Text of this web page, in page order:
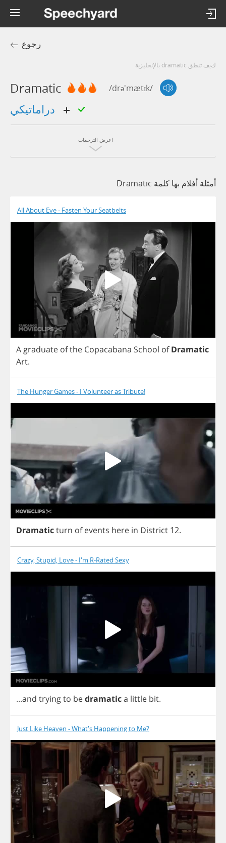
رجوع
كيف تنطق dramatic بالإنجليزية
Dramatic /drə'mætɪk/
اعرض الترجمات
أمثلة أفلام بها كلمة Dramatic
All About Eve - Fasten Your Seatbelts
A graduate ofthe Copacabana School of Dramatic
Art.
The Hunger Games - I Volunteer as Tribute!
Dramaticturn of events here in District 12.
Crazy, Stupid, Love - I'm R-Rated Sexy
...and tryingto bedramatica little bit.
Just Like Heaven - What's Happening to Me?